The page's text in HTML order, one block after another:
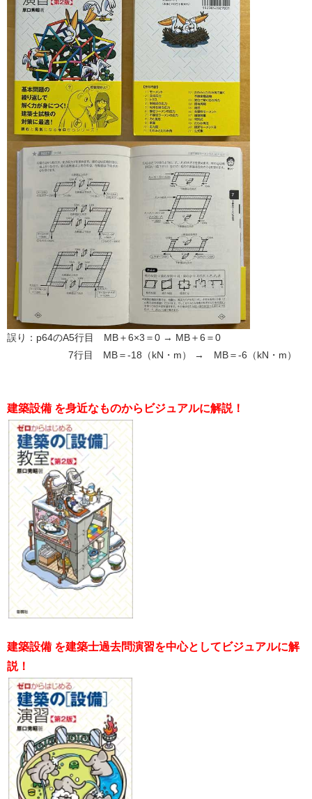
誤り：p64のA5行目 MB＋6×3＝0 → MB＋6＝0
7行目 MB＝-18（kN・m） → MB＝-6（kN・m）
建築設備 を身近なものからビジュアルに解説！
建築設備 を建築士過去問演習を中心としてビジュアルに解
説！